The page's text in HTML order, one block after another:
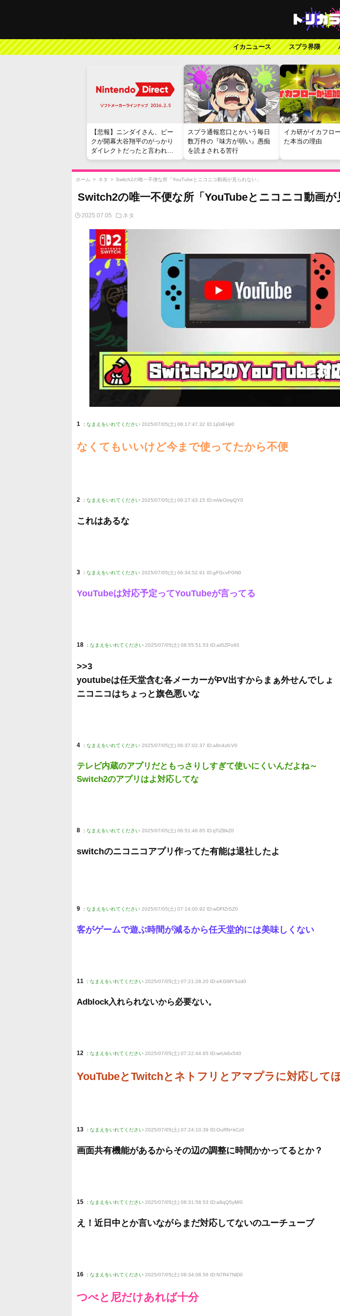
イカニュース スプラ界隈
【悲報】ニンダイさん、ピー
クが開幕大谷翔平のがっかり
ダイレクトだったと言われて
しまう
スプラ通報窓口とかいう毎日
数万件の『味方が弱い』愚痴
を読まされる苦行
イカ研がイカフロ
た本当の理由
ホーム > ネタ > Switch2の唯一不便な所「YouTubeとニコニコ動画が見られない」
Switch2の唯一不便な所「YouTubeとニコニコ動画が
2025.07.05 ネタ
1 : なまえをいれてください 2025/07/05(土) 06:17:47.32 ID:1jGtEHjr0
なくてもいいけど今まで使ってたから不便
2 : なまえをいれてください 2025/07/05(土) 06:27:43.15 ID:mVeOmyQY0
これはあるな
3 : なまえをいれてください 2025/07/05(土) 06:34:52.91 ID:gFGcvPGN0
YouTubeは対応予定ってYouTubeが言ってる
18 : なまえをいれてください 2025/07/05(土) 08:55:51.53 ID:aii5ZPo60
>>3
youtubeは任天堂含む各メーカーがPV出すからまぁ外せんでしょ
ニコニコはちょっと旗色悪いな
4 : なまえをいれてください 2025/07/05(土) 06:37:02.37 ID:a8n4zfcV0
テレビ内蔵のアプリだともっさりしすぎて使いにくいんだよね～
Switch2のアプリはよ対応してな
8 : なまえをいれてください 2025/07/05(土) 06:51:48.65 ID:tjTiZBkZ0
switchのニコニコアプリ作ってた有能は退社したよ
9 : なまえをいれてください 2025/07/05(土) 07:14:00.92 ID:wDFfZrSZ0
客がゲームで遊ぶ時間が減るから任天堂的には美味しくない
11 : なまえをいれてください 2025/07/05(土) 07:21:28.20 ID:eKGWYSzd0
Adblock入れられないから必要ない。
12 : なまえをいれてください 2025/07/05(土) 07:22:44.65 ID:wrUs6x540
YouTubeとTwitchとネトフリとアマプラに対応して
13 : なまえをいれてください 2025/07/05(土) 07:24:10.39 ID:OuRN+kCz0
画面共有機能があるからその辺の調整に時間かかってるとか？
15 : なまえをいれてください 2025/07/05(土) 08:31:58.53 ID:a8qQ5yM/0
え！近日中とか言いながらまだ対応してないのユーチューブ
16 : なまえをいれてください 2025/07/05(土) 08:34:08.56 ID:N7R47NiD0
つべと尼だけあれば十分